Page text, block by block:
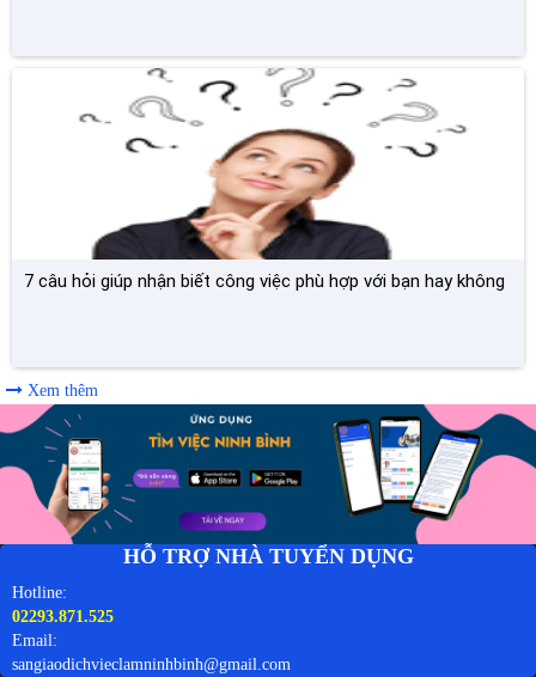
7 câu hỏi giúp nhận biết công việc phù hợp với bạn hay không
Xem thêm
HỖ TRỢ NHÀ TUYỂN DỤNG
Hotline:
02293.871.525
Email:
sangiaodichvieclamninhbinh@gmail.com